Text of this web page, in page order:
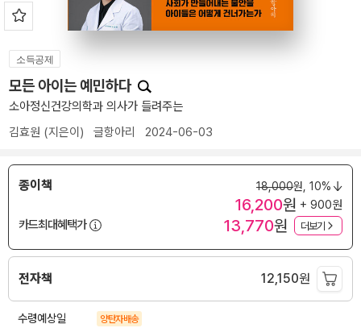
소득공제
모든 아이는 예민하다
소아정신건강의학과 의사가 들려주는
김효원 (지은이) 글항아리 2024-06-03
종이책 18,000원, 10%
16,200원 + 900원
카드최대혜택가
13,770원 더보기
전자책 12,150원
수령예상일 양탄자배송